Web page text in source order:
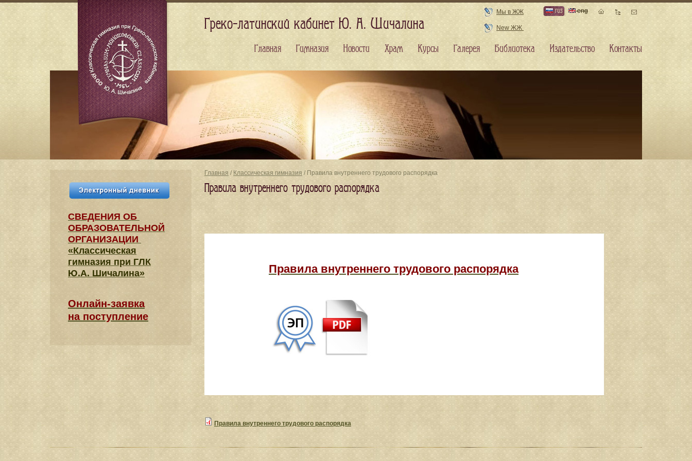
Главная / Классическая гимназия / Правила внутреннего трудового распорядка
Правила внутреннего трудового распорядка
Правила внутреннего трудового распорядка
Правила внутреннего трудового распорядка
СВЕДЕНИЯ​ ОБ
ОБРАЗОВАТЕЛЬНОЙ
ОРГАНИЗАЦИИ
«Классическая
гимназия при ГЛК
Ю.А. Шичалина»
Онлайн-заявка
на поступление
Греко-латинский кабинет Ю. А. Шичалина
Мы в ЖЖ
New ЖЖ
rus eng
Главная Гимназия Новости Храм Курсы Галерея Библиотека Издательство Контакты